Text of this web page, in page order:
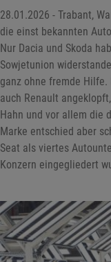
28.01.2026 - Trabant,
die einst bekannten
Nur Dacia und Skoda
Sowjetunion
ganz ohne fremde
auch Renault
Hahn und vor allem die
Marke entschied aber
Seat als viertes
Konzern eingegliedert